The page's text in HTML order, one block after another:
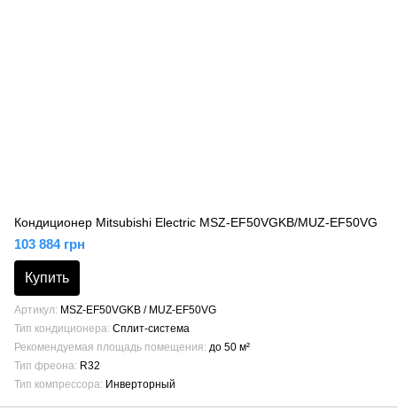
Кондиционер Mitsubishi Electric MSZ-EF50VGKB/MUZ-EF50VG
103 884 грн
Купить
Артикул
MSZ-EF50VGKB / MUZ-EF50VG
Тип кондиционера Сплит-система
Рекомендуемая площадь помещения до 50 м²
Тип фреона R32
Тип компрессора Инверторный